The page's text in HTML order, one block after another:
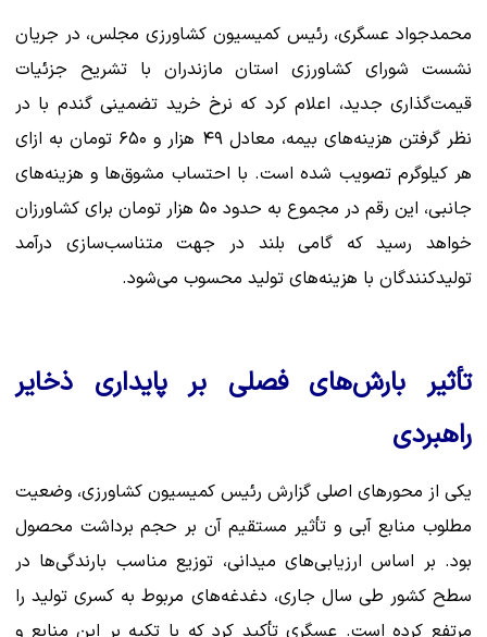
محمدجواد عسگری، رئیس کمیسیون کشاورزی مجلس، در جریان
نشست شورای کشاورزی استان مازندران با تشریح جزئیات
قیمت‌گذاری جدید، اعلام کرد که نرخ خرید تضمینی گندم با در
نظر گرفتن هزینه‌های بیمه، معادل ۴۹ هزار و ۶۵۰ تومان به ازای
هر کیلوگرم تصویب شده است. با احتساب مشوق‌ها و هزینه‌های
جانبی، این رقم در مجموع به حدود ۵۰ هزار تومان برای کشاورزان
خواهد رسید که گامی بلند در جهت متناسب‌سازی درآمد
تولیدکنندگان با هزینه‌های تولید محسوب می‌شود.
تأثیر بارش‌های فصلی بر پایداری ذخایر
راهبردی
یکی از محورهای اصلی گزارش رئیس کمیسیون کشاورزی، وضعیت
مطلوب منابع آبی و تأثیر مستقیم آن بر حجم برداشت محصول
بود. بر اساس ارزیابی‌های میدانی، توزیع مناسب بارندگی‌ها در
سطح کشور طی سال جاری، دغدغه‌های مربوط به کسری تولید را